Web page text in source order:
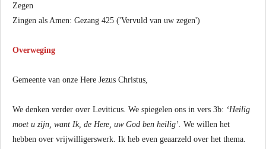
Zegen
Zingen als Amen: Gezang 425 ('Vervuld van uw zegen')
Overweging
Gemeente van onze Here Jezus Christus,
We denken verder over Leviticus. We spiegelen ons in vers 3b: ‘Heilig
moet u zijn, want Ik, de Here, uw God ben heilig’. We willen het
hebben over vrijwilligerswerk. Ik heb even geaarzeld over het thema.